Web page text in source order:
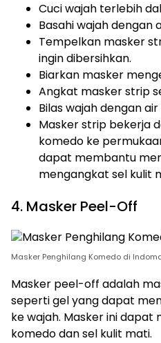
Cuci wajah terlebih
Basahi wajah dengan
Tempelkan masker
ingin dibersihkan.
Biarkan masker
Angkat masker strip
Bilas wajah dengan
Masker strip bekerja
komedo ke
dapat membantu
mengangkat sel kulit
4. Masker Peel-Off
Masker Penghilang Komedo di
Masker peel-off adalah
seperti gel yang dapat
ke wajah. Masker ini
komedo dan sel kulit mati.